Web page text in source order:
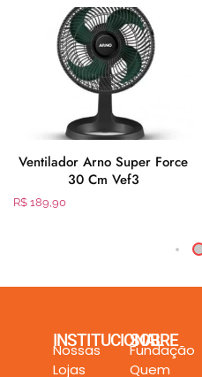
Ventilador Arno Super Force
30 Cm Vef3
R$ 189,90
INSTITUCIONAL
Nossas
Lojas
SOBRE
Fundação
Quem